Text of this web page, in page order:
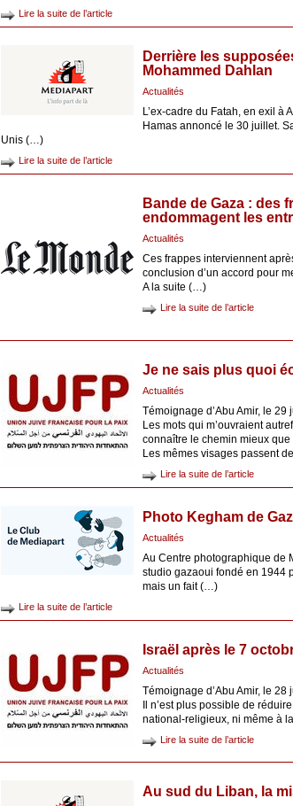
Lire la suite de l’article
Derrière les
Mohammed Dahlan
Actualités
L’ex-cadre du Fatah, en exil
Hamas annoncé le 30 juillet.
Unis (…)
Lire la suite de l’article
Bande de Gaza : des
endommagent les
Actualités
Ces frappes interviennent
conclusion d’un accord pour
A la suite (…)
Lire la suite de l’article
Je ne sais plus quoi
Actualités
Témoignage d’Abu Amir, le 29
Les mots qui m’ouvraient
connaître le chemin mieux que
Les mêmes visages passent
Lire la suite de l’article
Photo Kegham de
Actualités
Au Centre photographique de
studio gazaoui fondé en 1944
mais un fait (…)
Lire la suite de l’article
Israël après le 7
Actualités
Témoignage d’Abu Amir, le 28
Il n’est plus possible de
national-religieux, ni même à
Lire la suite de l’article
Au sud du Liban, la